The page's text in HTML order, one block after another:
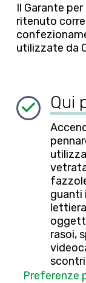
Il Garante
ritenuto
utilizzate da
Qui
guanti
rasoi,